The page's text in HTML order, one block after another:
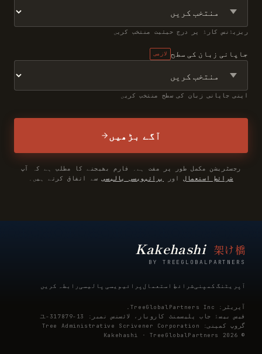
ریزیڈنس کارڈ پر درج حیثیت منتخب کریں
جاپانی زبان کی سطح لازمی
اپنی جاپانی زبان کی سطح منتخب کریں
آگے بڑھیں
رجسٹریشن مکمل طور پر مفت ہے۔ فارم بھیجنے کا مطلب ہے کہ آپ
شرائطِ استعمالاور پرائیویسی پالیسیسے اتفاق کرتے ہیں۔
Kakehashi 架け橋
BY TREEGLOBALPARTNERS
آپریٹنگ کمپنی شرائطِ استعمال پرائیویسی پالیسی رابطہ کریں
آپریٹر: TreeGlobalPartners Inc.
فیس بیسڈ جاب پلیسمنٹ کاروبار، لائسنس نمبر: 13-ユ-317879
گروپ کمپنی: Tree Administrative Scrivener Corporation
© 2026 Kakehashi · TreeGlobalPartners